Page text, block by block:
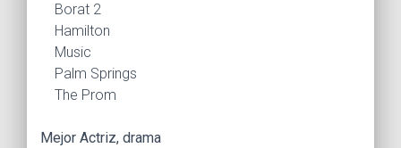
Borat 2
Hamilton
Music
Palm Springs
The Prom
Mejor Actriz, drama